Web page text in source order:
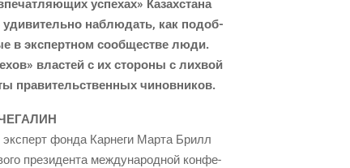
успе­хах» Казах­ста­на
наблю­дать, как подоб­
в экс­перт­ном сооб­ще­стве люди.
вла­стей с их сто­ро­ны с лих­вой
пра­ви­тель­ствен­ных чиновников.
фон­да Кар­не­ги Мар­та Брилл
пре­зи­ден­та меж­ду­на­род­ной кон­фе­